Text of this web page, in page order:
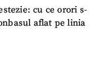
cu ce orori s-
aflat pe linia